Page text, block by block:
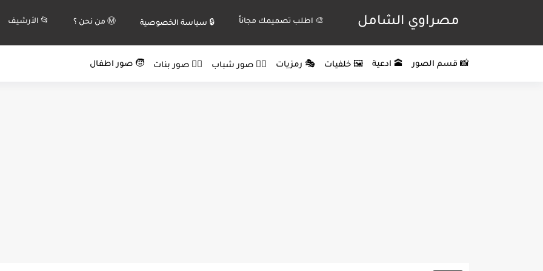
مصراوي الشامل 🎨 اطلب تصميمك مجاناً 🔒 سياسة الخصوصية Ⓜ️ من نحن ؟ 📂 الأرشيف
📸 قسم الصور 🕋 ادعية 🖼️ خلفيات 🎭 رمزيات 🙍‍♂️ صور شباب 🙍‍♀️ صور بنات 🧒 صور اطفال